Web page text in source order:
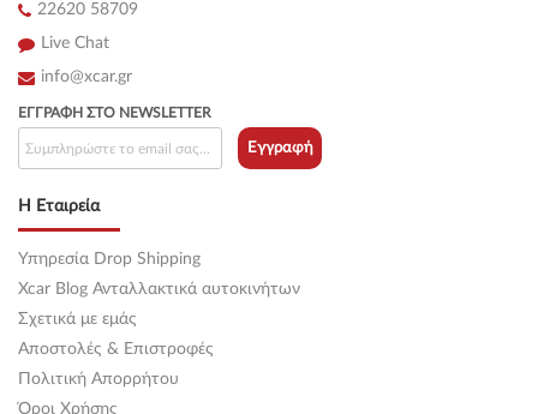
22620 58709
Live Chat
info@xcar.gr
Η Εταιρεία
Υπηρεσία Drop Shipping
Xcar Blog Ανταλλακτικά αυτοκινήτων
Σχετικά με εμάς
Αποστολές & Επιστροφές
Πολιτική Απορρήτου
Όροι Χρήσης
ΕΓΓΡΑΦΉ ΣΤΟ NEWSLETTER
Εγγραφή